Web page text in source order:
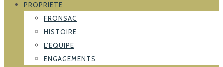
PROPRIETE
FRONSAC
HISTOIRE
L’EQUIPE
ENGAGEMENTS